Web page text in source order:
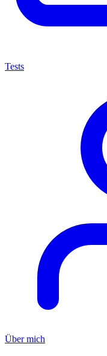
Tests
Über mich